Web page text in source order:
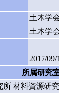
土木学
土木学
2017/09/
所属研究
所 材料資源研